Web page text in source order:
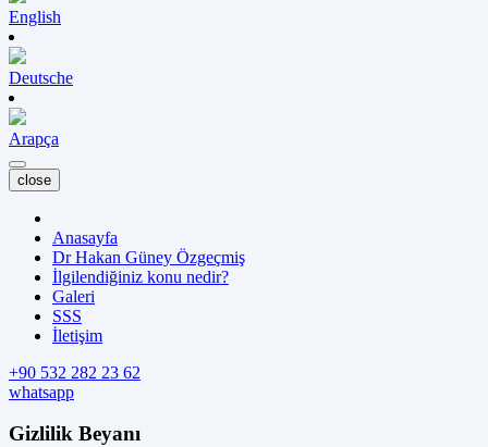
English
Deutsche
Arapça
close
Anasayfa
Dr Hakan Güney Özgeçmiş
İlgilendiğiniz konu nedir?
Galeri
SSS
İletişim
+90 532 282 23 62
whatsapp
Gizlilik Beyanı